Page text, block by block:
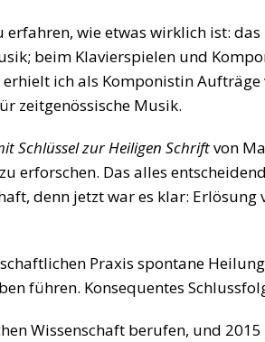
erfahren, wie etwas wirklich ist:
beim Klavierspielen und
ich als Komponistin
zeitgenössische Musik.
Schlüssel zur Heiligen Schriftvon
erforschen. Das alles
denn jetzt war es klar:
Praxis spontane
führen. Konsequentes
Wissenschaft berufen, und